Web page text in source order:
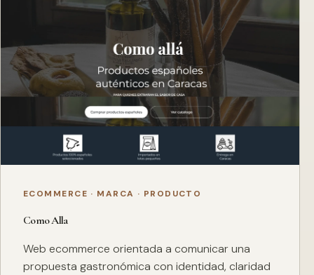
ECOMMERCE · MARCA · PRODUCTO
Como Alla
Web ecommerce orientada a comunicar una
propuesta gastronómica con identidad, claridad